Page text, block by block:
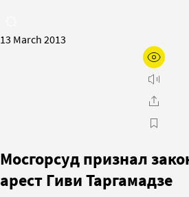
13 March 2013
Мосгорсуд признал
арест Гиви Таргамадзе